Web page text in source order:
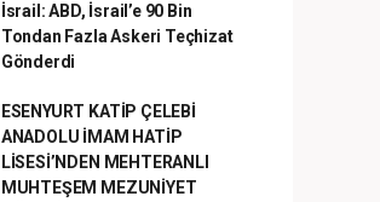
İsrail: ABD, İsrail’e 90 Bin
Tondan Fazla Askeri Teçhizat
Gönderdi
ESENYURT KATİP ÇELEBİ
ANADOLU İMAM HATİP
LİSESİ’NDEN MEHTERANLI
MUHTEŞEM MEZUNİYET